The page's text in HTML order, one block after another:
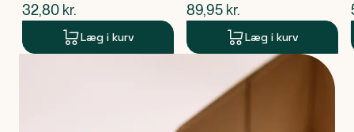
$nuværende pris
32,80 kr.
Læg i kurv
$nuværende pris
89,95 kr.
Læg i kurv